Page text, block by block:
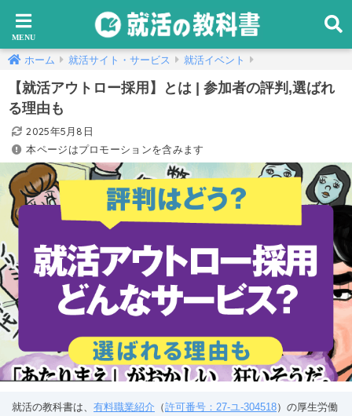
ホーム 就活サイト・サービス 就活イベント
【就活アウトロー採用】とは | 参加者の評判,選ばれ
る理由も
2025年5月8日
本ページはプロモーションを含みます
就活の教科書は、 有料職業紹介 （許可番号：27-ユ-304518）の厚生労働